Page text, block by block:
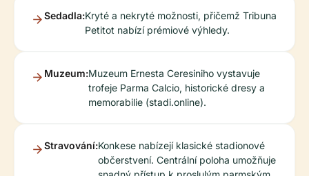
Sedadla:Kryté a nekryté možnosti, přičemž Tribuna
Petitot nabízí prémiové výhledy.
Muzeum:Muzeum Ernesta Ceresiniho vystavuje
trofeje Parma Calcio, historické dresy a
memorabilie (stadi.online).
Stravování:Konkese nabízejí klasické stadionové
občerstvení. Centrální poloha umožňuje